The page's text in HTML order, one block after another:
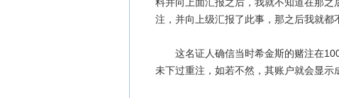
注，并向上级汇报了此事，那之后我就都
这名证人确信当时希金斯的赌注在
未下过重注，如若不然，其账户就会显示